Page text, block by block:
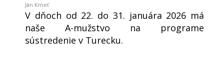
Ján Kmeť
V dňoch od 22. do 31. januára 2026 má
naše A-mužstvo na programe
sústredenie v Turecku.